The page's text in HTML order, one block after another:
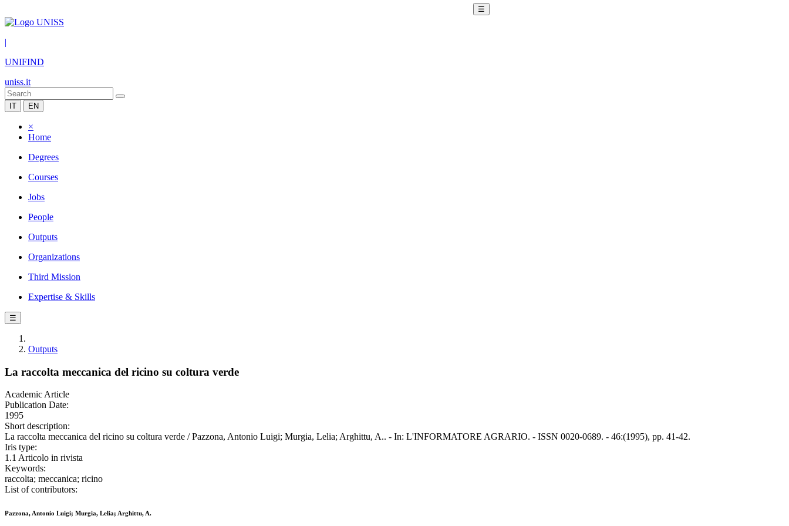
☰
|
UNIFIND
uniss.it
IT EN
×
Home
Degrees
Courses
Jobs
People
Outputs
Organizations
Third Mission
Expertise & Skills
☰
Outputs
La raccolta meccanica del ricino su coltura verde
Academic Article
Publication Date:
1995
Short description:
La raccolta meccanica del ricino su coltura verde / Pazzona, Antonio Luigi; Murgia, Lelia; Arghittu, A.. - In: L'INFORMATORE AGRARIO. - ISSN 0020-0689. - 46:(1995), pp. 41-42.
Iris type:
1.1 Articolo in rivista
Keywords:
raccolta; meccanica; ricino
List of contributors:
Pazzona, Antonio Luigi; Murgia, Lelia; Arghittu, A.